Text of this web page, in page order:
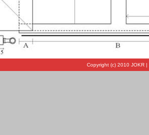
Copyright (c) 2010 JOKR